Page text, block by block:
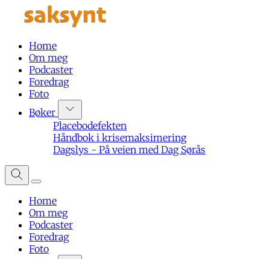
Home
Om meg
Podcaster
Foredrag
Foto
Bøker
Placebodefekten
Håndbok i krisemaksimering
Dagslys - På veien med Dag Sørås
Home
Om meg
Podcaster
Foredrag
Foto